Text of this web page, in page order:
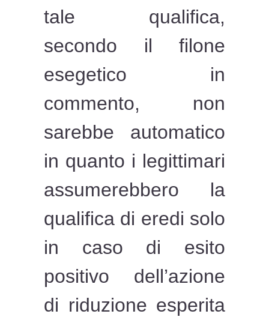
tale qualifica,
secondo il filone
esegetico in
commento, non
sarebbe automatico
in quanto i legittimari
assumerebbero la
qualifica di eredi solo
in caso di esito
positivo dell’azione
di riduzione esperita